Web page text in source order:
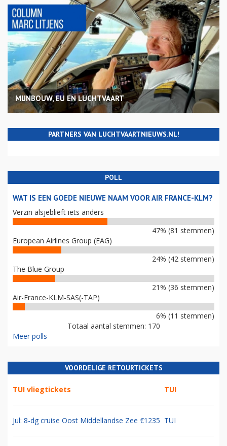
MIJNBOUW, EU EN LUCHTVAART
PARTNERS VAN LUCHTVAARTNIEUWS.NL!
POLL
WAT IS EEN GOEDE NIEUWE NAAM VOOR AIR FRANCE-KLM?
Verzin alsjeblieft iets anders
47% (81 stemmen)
European Airlines Group (EAG)
24% (42 stemmen)
The Blue Group
21% (36 stemmen)
Air-France-KLM-SAS(-TAP)
6% (11 stemmen)
Totaal aantal stemmen: 170
Meer polls
VOORDELIGE RETOURTICKETS
TUI vliegtickets TUI
Jul: 8-dg cruise Oost Middellandse Zee €1235 TUI